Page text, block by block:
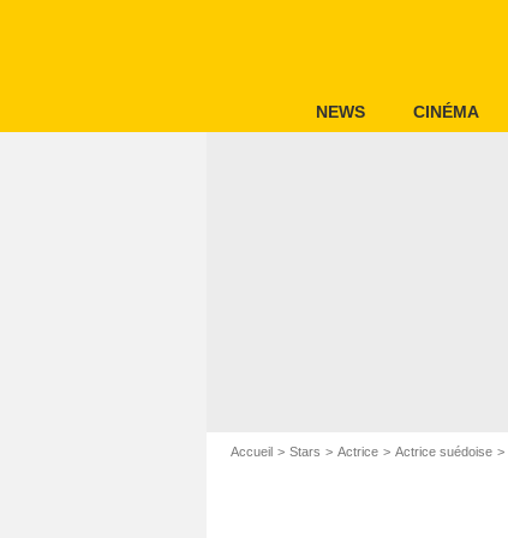
NEWS CINÉMA
Accueil Stars Actrice Actrice suédoise